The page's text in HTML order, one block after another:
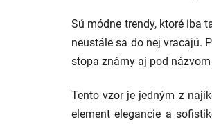
Sú módne trendy, ktoré iba
neustále sa do nej vracajú.
stopa známy aj pod
Tento vzor je jedným z
element elegancie a